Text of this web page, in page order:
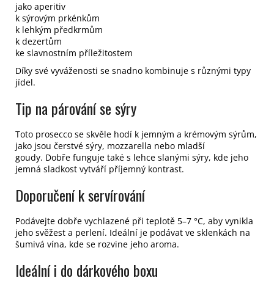
jako aperitiv
k sýrovým prkénkům
k lehkým předkrmům
k dezertům
ke slavnostním příležitostem
Díky své vyváženosti se snadno kombinuje s různými typy
jídel.
Tip na párování se sýry
Toto prosecco se skvěle hodí k jemným a krémovým sýrům,
jako jsou čerstvé sýry, mozzarella nebo mladší
goudy. Dobře funguje také s lehce slanými sýry, kde jeho
jemná sladkost vytváří příjemný kontrast.
Doporučení k servírování
Podávejte dobře vychlazené při teplotě 5–7 °C, aby vynikla
jeho svěžest a perlení. Ideální je podávat ve sklenkách na
šumivá vína, kde se rozvine jeho aroma.
Ideální i do dárkového boxu